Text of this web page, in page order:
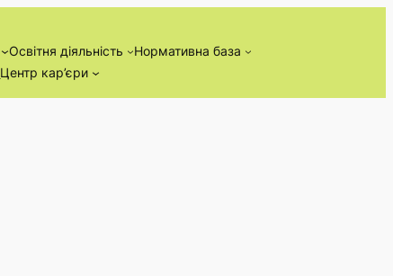
Освітня діяльність
Нормативна база
Центр кар’єри